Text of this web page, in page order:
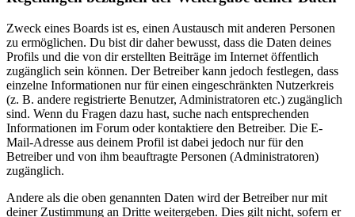
Zweck eines Boards ist es, einen Austausch mit anderen Personen
zu ermöglichen. Du bist dir daher bewusst, dass die Daten deines
Profils und die von dir erstellten Beiträge im Internet öffentlich
zugänglich sein können. Der Betreiber kann jedoch festlegen, dass
einzelne Informationen nur für einen eingeschränkten Nutzerkreis
(z. B. andere registrierte Benutzer, Administratoren etc.) zugänglich
sind. Wenn du Fragen dazu hast, suche nach entsprechenden
Informationen im Forum oder kontaktiere den Betreiber. Die E-
Mail-Adresse aus deinem Profil ist dabei jedoch nur für den
Betreiber und von ihm beauftragte Personen (Administratoren)
zugänglich.
Andere als die oben genannten Daten wird der Betreiber nur mit
deiner Zustimmung an Dritte weitergeben. Dies gilt nicht, sofern er